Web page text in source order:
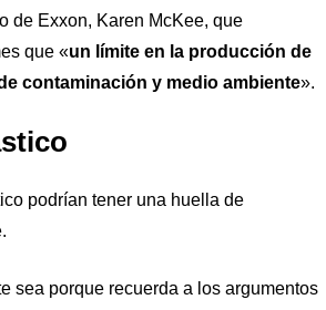
de Exxon, Karen McKee, que
que «un límite en la producción de
contaminación y medio ambiente».
podrían tener una huella de
sea porque recuerda a los argumentos